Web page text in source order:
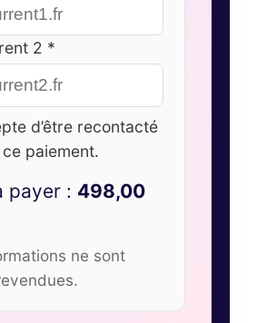
2 *
d’être recontacté
paiement.
payer : 498,00
ne sont